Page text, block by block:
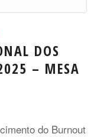
DOS
– MESA
do Burnout